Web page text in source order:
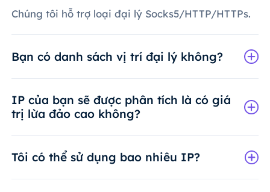
Chúng tôi hỗ trợ loại đại lý Socks5/HTTP/HTTPs.
Bạn có danh sách vị trí đại lý không?
IP của bạn sẽ được phân tích là có giá
trị lừa đảo cao không?
Tôi có thể sử dụng bao nhiêu IP?